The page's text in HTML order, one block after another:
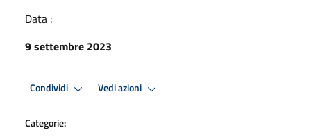
Data :
9 settembre 2023
Condividi Vedi azioni
Categorie: